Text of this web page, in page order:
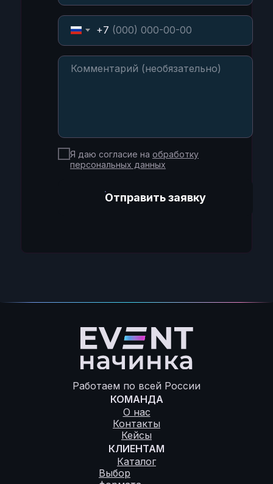
+7
Я даю согласие на обработку
персональных данных
Отправить заявку
Работаем по всей России
КОМАНДА
О нас
Контакты
Кейсы
КЛИЕНТАМ
Каталог
Выбор